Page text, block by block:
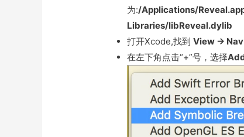
为:/Applications/
Libraries/libReveal.dylib
打开Xcode,找到View →
在左下角点击“+”号，选择